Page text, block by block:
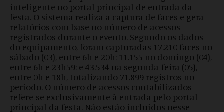
inteligente no portal principal de entrada da
festa. O sistema realiza a captura de faces e gera
relatórios com base no número de acessos
registrados durante o evento. Segundo os dados
do equipamento, foram capturadas 17.210 faces no
sábado (03), entre 6h e 20h; 11.155 no domingo (04),
entre 6h e 23h59; e 43.534 na segunda-feira (05),
entre 0h e 18h, totalizando 71.899 registros no
período. O número de acessos contabilizados
refere-se exclusivamente à entrada pelo portal
principal da festa. Não estão incluídos nesse